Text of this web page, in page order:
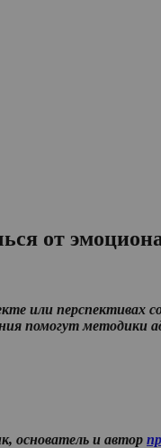
от
или перспективах
помогут методики
основатель и автор